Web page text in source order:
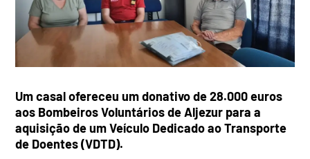
Um casal ofereceu um donativo de 28.000 euros
aos Bombeiros Voluntários de Aljezur para a
aquisição de um Veículo Dedicado ao Transporte
de Doentes (VDTD).